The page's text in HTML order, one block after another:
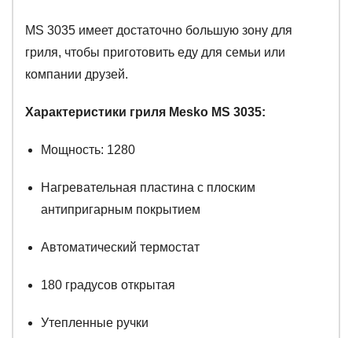
MS 3035 имеет достаточно большую зону для
гриля, чтобы приготовить еду для семьи или
компании друзей.
Характеристики гриля Mesko MS 3035:
Мощность: 1280
Нагревательная пластина с плоским
антипригарным покрытием
Автоматический термостат
180 градусов открытая
Утепленные ручки